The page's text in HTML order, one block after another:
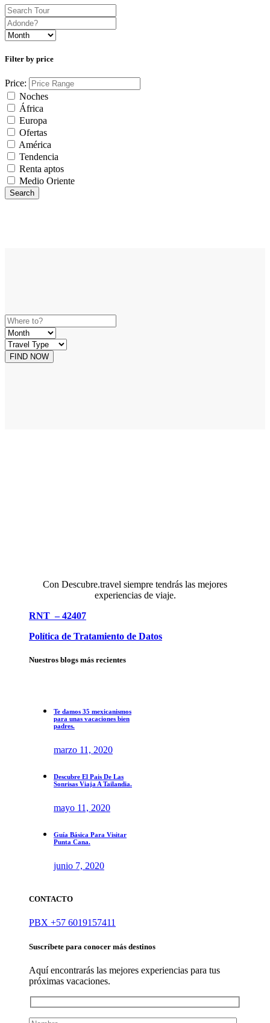
Filter by price
Price:
Noches
África
Europa
Ofertas
América
Tendencia
Renta aptos
Medio Oriente
Con Descubre.travel siempre tendrás las mejores
experiencias de viaje.
RNT – 42407
Política de Tratamiento de Datos
Nuestros blogs más recientes
Te damos 35 mexicanismos
para unas vacaciones bien
padres.
marzo 11, 2020
Descubre El Pais De Las
Sonrisas Viaja A Tailandia.
mayo 11, 2020
Guía Básica Para Visitar
Punta Cana.
junio 7, 2020
CONTACTO
PBX +57 6019157411
Suscríbete para conocer más destinos
Aquí encontrarás las mejores experiencias para tus
próximas vacaciones.